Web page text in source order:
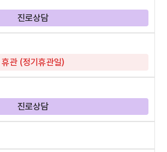
진로상담
휴관 (정기휴관일)
진로상담